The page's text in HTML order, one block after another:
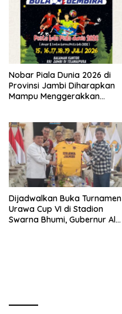
Nobar Piala Dunia 2026 di
Provinsi Jambi Diharapkan
Mampu Menggerakkan
Dijadwalkan Buka Turnamen
Urawa Cup VI di Stadion
Swarna Bhumi, Gubernur Al